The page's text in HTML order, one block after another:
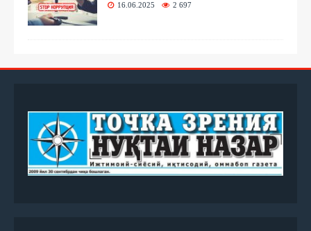
16.06.2025 2 697